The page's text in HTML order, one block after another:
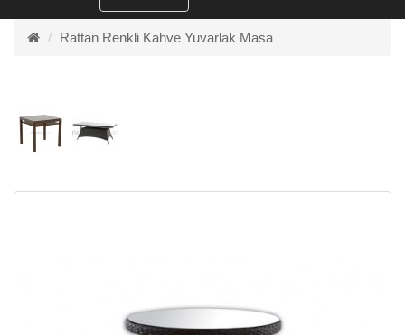
Rattan Renkli Kahve Yuvarlak Masa